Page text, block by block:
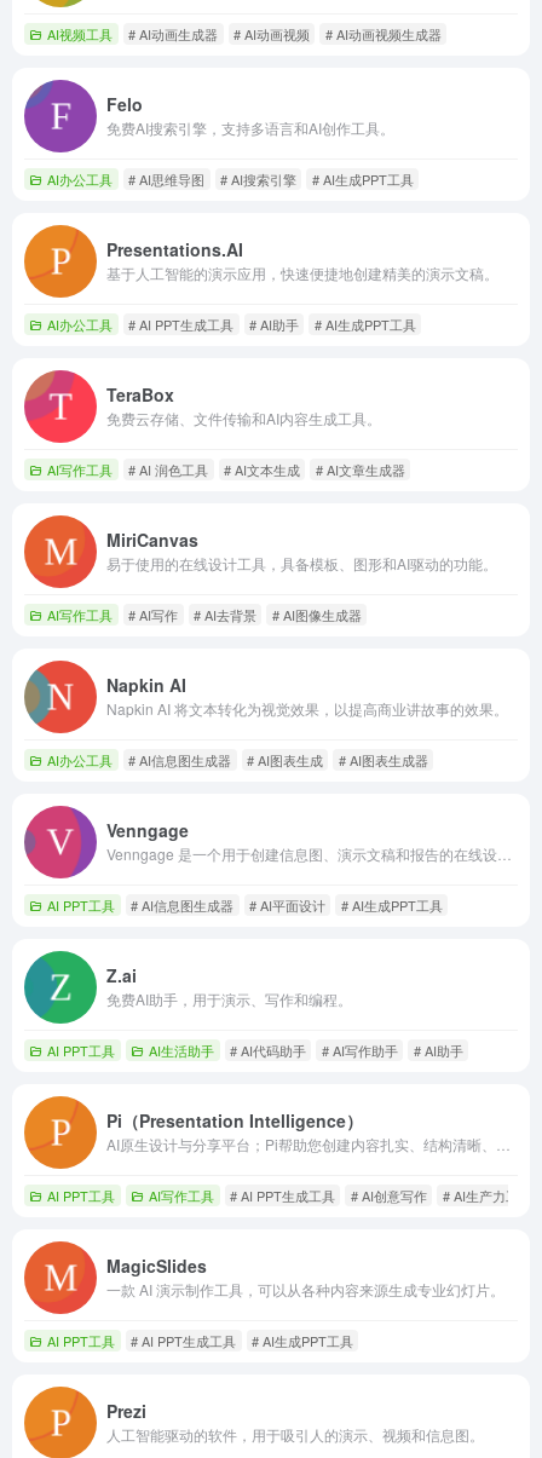
AI视频工具 # AI动画生成器 # AI动画视频 # AI动画视频生成器
Felo
免费AI搜索引擎，支持多语言和AI创作工具。
AI办公工具 # AI思维导图 # AI搜索引擎 # AI生成PPT工具
Presentations.AI
基于人工智能的演示应用，快速便捷地创建精美的演示文稿。
AI办公工具 # AI PPT生成工具 # AI助手 # AI生成PPT工具
TeraBox
免费云存储、文件传输和AI内容生成工具。
AI写作工具 # AI 润色工具 # AI文本生成 # AI文章生成器
MiriCanvas
易于使用的在线设计工具，具备模板、图形和AI驱动的功能。
AI写作工具 # AI写作 # AI去背景 # AI图像生成器
Napkin AI
Napkin AI 将文本转化为视觉效果，以提高商业讲故事的效果。
AI办公工具 # AI信息图生成器 # AI图表生成 # AI图表生成器
Venngage
AI PPT工具 # AI信息图生成器 # AI平面设计 # AI生成PPT工具
Z.ai
免费AI助手，用于演示、写作和编程。
AI PPT工具 AI生活助手 # AI代码助手 # AI写作助手 # AI助手
Pi（Presentation Intelligence）
AI PPT工具 AI写作工具 # AI PPT生成工具 # AI创意写作 # AI生产力工具
MagicSlides
一款 AI 演示制作工具，可以从各种内容来源生成专业幻灯片。
AI PPT工具 # AI PPT生成工具 # AI生成PPT工具
Prezi
人工智能驱动的软件，用于吸引人的演示、视频和信息图。